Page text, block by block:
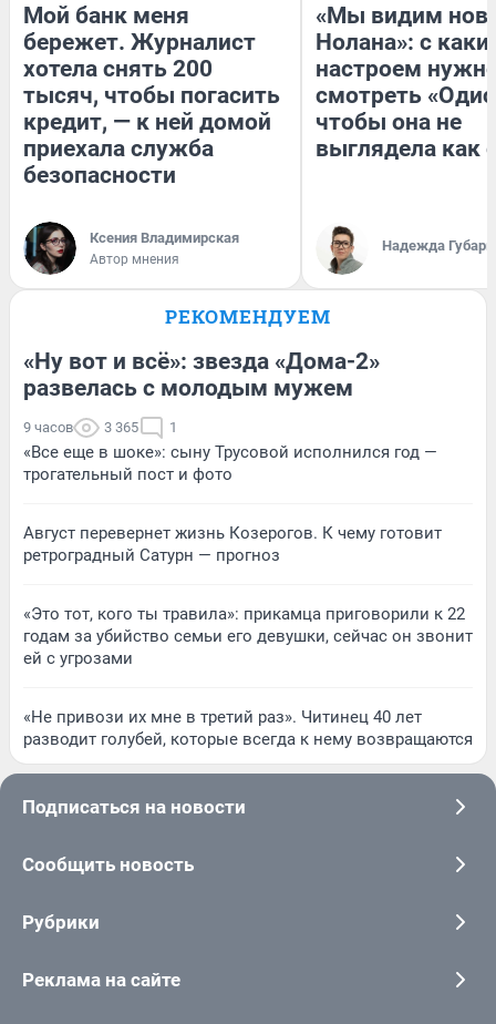
Мой банк меня
бережет. Журналист
хотела снять 200
тысяч, чтобы погасить
кредит, — к ней домой
приехала служба
безопасности
Ксения Владимирская
Автор мнения
«Мы видим
Нолана»: с
настроем
смотреть
чтобы она не
выглядела как
Надежда Губарь
РЕКОМЕНДУЕМ
«Ну вот и всё»: звезда «Дома-2»
развелась с молодым мужем
9 часов 3 365 1
«Все еще в шоке»: сыну Трусовой исполнился год —
трогательный пост и фото
Август перевернет жизнь Козерогов. К чему готовит
ретроградный Сатурн — прогноз
«Это тот, кого ты травила»: прикамца приговорили к 22
годам за убийство семьи его девушки, сейчас он звонит
ей с угрозами
«Не привози их мне в третий раз». Читинец 40 лет
разводит голубей, которые всегда к нему возвращаются
Подписаться на новости
Сообщить новость
Рубрики
Реклама на сайте